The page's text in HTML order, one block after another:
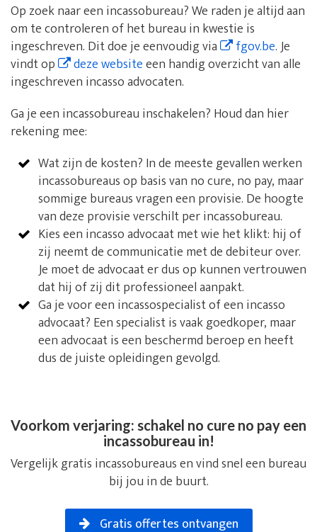
Op zoek naar een incassobureau? We raden je altijd aan
om te controleren of het bureau in kwestie is
ingeschreven. Dit doe je eenvoudig via
fgov.be. Je
vindt op
deze websiteeen handig overzicht van alle
ingeschreven incasso advocaten.
Ga je een incassobureau inschakelen? Houd dan hier
rekening mee:
Wat zijn de kosten? In de meeste gevallen werken
incassobureaus op basis van no cure, no pay, maar
sommige bureaus vragen een provisie. De hoogte
van deze provisie verschilt per incassobureau.
Kies een incasso advocaat met wie het klikt: hij of
zij neemt de communicatie met de debiteur over.
Je moet de advocaat er dus op kunnen vertrouwen
dat hij of zij dit professioneel aanpakt.
Ga je voor een incassospecialist of een incasso
advocaat? Een specialist is vaak goedkoper, maar
een advocaat is een beschermd beroep en heeft
dus de juiste opleidingen gevolgd.
Voorkom verjaring: schakel no cure no pay een
incassobureau in!
Vergelijk gratis incassobureaus en vind snel een bureau
bij jou in de buurt.
Gratis offertes ontvangen